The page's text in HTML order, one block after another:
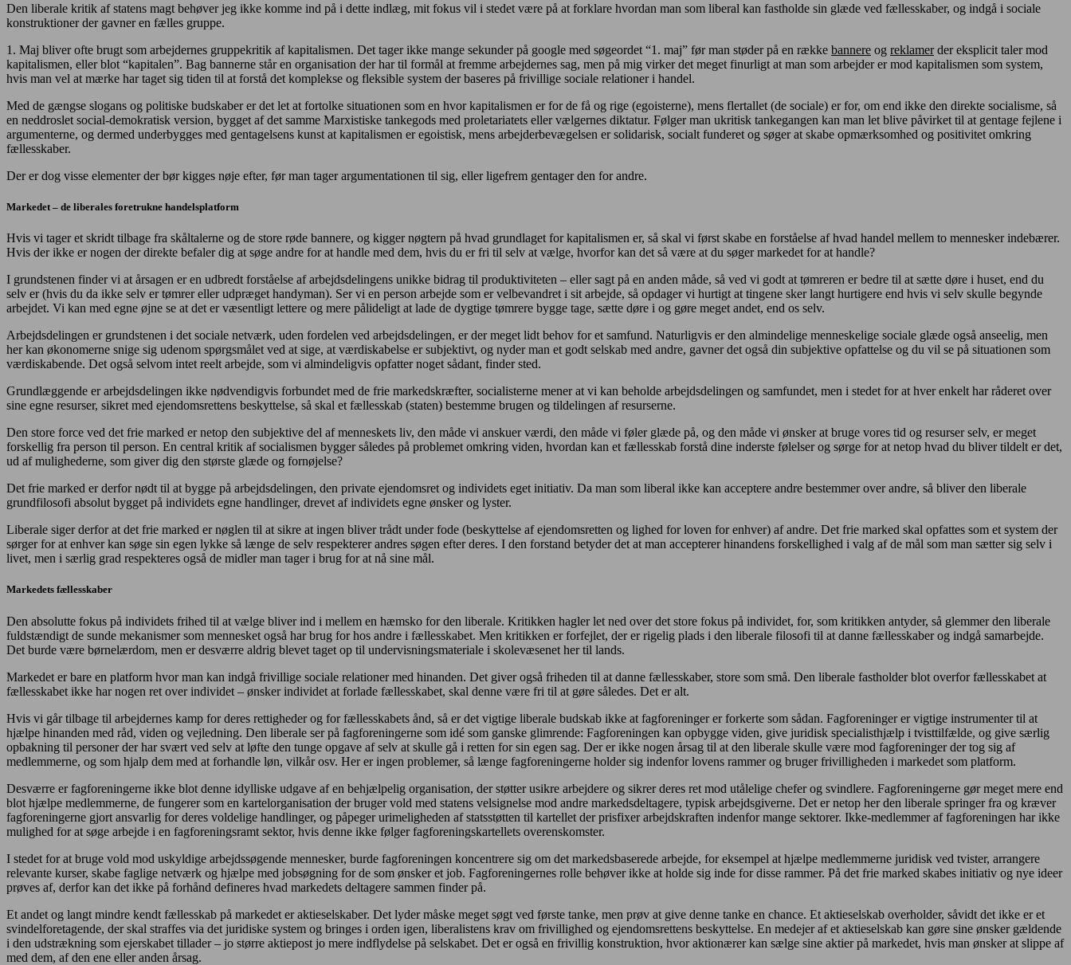
Den liberale kritik af statens magt behøver jeg ikke komme ind på i dette indlæg, mit fokus vil i stedet være på at forklare hvordan man som liberal kan fastholde sin glæde ved fællesskaber, og indgå i sociale
konstruktioner der gavner en fælles gruppe.
1. Maj bliver ofte brugt som arbejdernes gruppekritik af kapitalismen. Det tager ikke mange sekunder på google med søgeordet “1. maj” før man støder på en række bannere og reklamerder eksplicit taler mod
kapitalismen, eller blot “kapitalen”. Bag bannerne står en organisation der har til formål at fremme arbejdernes sag, men på mig virker det meget finurligt at man som arbejder er mod kapitalismen som system,
hvis man vel at mærke har taget sig tiden til at forstå det komplekse og fleksible system der baseres på frivillige sociale relationer i handel.
Med de gængse slogans og politiske budskaber er det let at fortolke situationen som en hvor kapitalismen er for de få og rige (egoisterne), mens flertallet (de sociale) er for, om end ikke den direkte socialisme, så
en neddroslet social-demokratisk version, bygget af det samme Marxistiske tankegods med proletariatets eller vælgernes diktatur. Følger man ukritisk tankegangen kan man let blive påvirket til at gentage fejlene i
argumenterne, og dermed underbygges med gentagelsens kunst at kapitalismen er egoistisk, mens arbejderbevægelsen er solidarisk, socialt funderet og søger at skabe opmærksomhed og positivitet omkring
fællesskaber.
Der er dog visse elementer der bør kigges nøje efter, før man tager argumentationen til sig, eller ligefrem gentager den for andre.
Markedet – de liberales foretrukne handelsplatform
Hvis vi tager et skridt tilbage fra skåltalerne og de store røde bannere, og kigger nøgtern på hvad grundlaget for kapitalismen er, så skal vi først skabe en forståelse af hvad handel mellem to mennesker indebærer.
Hvis der ikke er nogen der direkte befaler dig at søge andre for at handle med dem, hvis du er fri til selv at vælge, hvorfor kan det så være at du søger markedet for at handle?
I grundstenen finder vi at årsagen er en udbredt forståelse af arbejdsdelingens unikke bidrag til produktiviteten – eller sagt på en anden måde, så ved vi godt at tømreren er bedre til at sætte døre i huset, end du
selv er (hvis du da ikke selv er tømrer eller udpræget handyman). Ser vi en person arbejde som er velbevandret i sit arbejde, så opdager vi hurtigt at tingene sker langt hurtigere end hvis vi selv skulle begynde
arbejdet. Vi kan med egne øjne se at det er væsentligt lettere og mere pålideligt at lade de dygtige tømrere bygge tage, sætte døre i og gøre meget andet, end os selv.
Arbejdsdelingen er grundstenen i det sociale netværk, uden fordelen ved arbejdsdelingen, er der meget lidt behov for et samfund. Naturligvis er den almindelige menneskelige sociale glæde også anseelig, men
her kan økonomerne snige sig udenom spørgsmålet ved at sige, at værdiskabelse er subjektivt, og nyder man et godt selskab med andre, gavner det også din subjektive opfattelse og du vil se på situationen som
værdiskabende. Det også selvom intet reelt arbejde, som vi almindeligvis opfatter noget sådant, finder sted.
Grundlæggende er arbejdsdelingen ikke nødvendigvis forbundet med de frie markedskræfter, socialisterne mener at vi kan beholde arbejdsdelingen og samfundet, men i stedet for at hver enkelt har råderet over
sine egne resurser, sikret med ejendomsrettens beskyttelse, så skal et fællesskab (staten) bestemme brugen og tildelingen af resurserne.
Den store force ved det frie marked er netop den subjektive del af menneskets liv, den måde vi anskuer værdi, den måde vi føler glæde på, og den måde vi ønsker at bruge vores tid og resurser selv, er meget
forskellig fra person til person. En central kritik af socialismen bygger således på problemet omkring viden, hvordan kan et fællesskab forstå dine inderste følelser og sørge for at netop hvad du bliver tildelt er det,
ud af mulighederne, som giver dig den største glæde og fornøjelse?
Det frie marked er derfor nødt til at bygge på arbejdsdelingen, den private ejendomsret og individets eget initiativ. Da man som liberal ikke kan acceptere andre bestemmer over andre, så bliver den liberale
grundfilosofi absolut bygget på individets egne handlinger, drevet af individets egne ønsker og lyster.
Liberale siger derfor at det frie marked er nøglen til at sikre at ingen bliver trådt under fode (beskyttelse af ejendomsretten og lighed for loven for enhver) af andre. Det frie marked skal opfattes som et system der
sørger for at enhver kan søge sin egen lykke så længe de selv respekterer andres søgen efter deres. I den forstand betyder det at man accepterer hinandens forskellighed i valg af de mål som man sætter sig selv i
livet, men i særlig grad respekteres også de midler man tager i brug for at nå sine mål.
Markedets fællesskaber
Den absolutte fokus på individets frihed til at vælge bliver ind i mellem en hæmsko for den liberale. Kritikken hagler let ned over det store fokus på individet, for, som kritikken antyder, så glemmer den liberale
fuldstændigt de sunde mekanismer som mennesket også har brug for hos andre i fællesskabet. Men kritikken er forfejlet, der er rigelig plads i den liberale filosofi til at danne fællesskaber og indgå samarbejde.
Det burde være børnelærdom, men er desværre aldrig blevet taget op til undervisningsmateriale i skolevæsenet her til lands.
Markedet er bare en platform hvor man kan indgå frivillige sociale relationer med hinanden. Det giver også friheden til at danne fællesskaber, store som små. Den liberale fastholder blot overfor fællesskabet at
fællesskabet ikke har nogen ret over individet – ønsker individet at forlade fællesskabet, skal denne være fri til at gøre således. Det er alt.
Hvis vi går tilbage til arbejdernes kamp for deres rettigheder og for fællesskabets ånd, så er det vigtige liberale budskab ikke at fagforeninger er forkerte som sådan. Fagforeninger er vigtige instrumenter til at
hjælpe hinanden med råd, viden og vejledning. Den liberale ser på fagforeningerne som idé som ganske glimrende: Fagforeningen kan opbygge viden, give juridisk specialisthjælp i tvisttilfælde, og give særlig
opbakning til personer der har svært ved selv at løfte den tunge opgave af selv at skulle gå i retten for sin egen sag. Der er ikke nogen årsag til at den liberale skulle være mod fagforeninger der tog sig af
medlemmerne, og som hjalp dem med at forhandle løn, vilkår osv. Her er ingen problemer, så længe fagforeningerne holder sig indenfor lovens rammer og bruger frivilligheden i markedet som platform.
Desværre er fagforeningerne ikke blot denne idylliske udgave af en behjælpelig organisation, der støtter usikre arbejdere og sikrer deres ret mod utålelige chefer og svindlere. Fagforeningerne gør meget mere end
blot hjælpe medlemmerne, de fungerer som en kartelorganisation der bruger vold med statens velsignelse mod andre markedsdeltagere, typisk arbejdsgiverne. Det er netop her den liberale springer fra og kræver
fagforeningerne gjort ansvarlig for deres voldelige handlinger, og påpeger urimeligheden af statsstøtten til kartellet der prisfixer arbejdskraften indenfor mange sektorer. Ikke-medlemmer af fagforeningen har ikke
mulighed for at søge arbejde i en fagforeningsramt sektor, hvis denne ikke følger fagforeningskartellets overenskomster.
I stedet for at bruge vold mod uskyldige arbejdssøgende mennesker, burde fagforeningen koncentrere sig om det markedsbaserede arbejde, for eksempel at hjælpe medlemmerne juridisk ved tvister, arrangere
relevante kurser, skabe faglige netværk og hjælpe med jobsøgning for de som ønsker et job. Fagforeningernes rolle behøver ikke at holde sig inde for disse rammer. På det frie marked skabes initiativ og nye ideer
prøves af, derfor kan det ikke på forhånd defineres hvad markedets deltagere sammen finder på.
Et andet og langt mindre kendt fællesskab på markedet er aktieselskaber. Det lyder måske meget søgt ved første tanke, men prøv at give denne tanke en chance. Et aktieselskab overholder, såvidt det ikke er et
svindelforetagende, der skal straffes via det juridiske system og bringes i orden igen, liberalistens krav om frivillighed og ejendomsrettens beskyttelse. En medejer af et aktieselskab kan gøre sine ønsker gældende
i den udstrækning som ejerskabet tillader – jo større aktiepost jo mere indflydelse på selskabet. Det er også en frivillig konstruktion, hvor aktionærer kan sælge sine aktier på markedet, hvis man ønsker at slippe af
med dem, af den ene eller anden årsag.